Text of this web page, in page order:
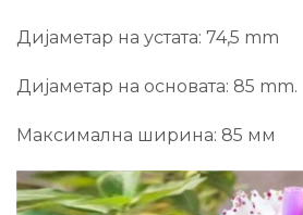
Дијаметар на устата: 74,5 mm
Дијаметар на основата: 85 mm.
Максимална ширина: 85 мм